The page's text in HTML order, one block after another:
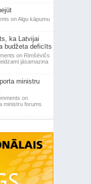
on Algu kāpumu
ka Latvijai
budžeta deficīts
on Rimšēvičs
jāsamazina
ministru
on
ministru forums